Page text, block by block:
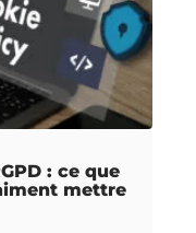
: ce que
mettre